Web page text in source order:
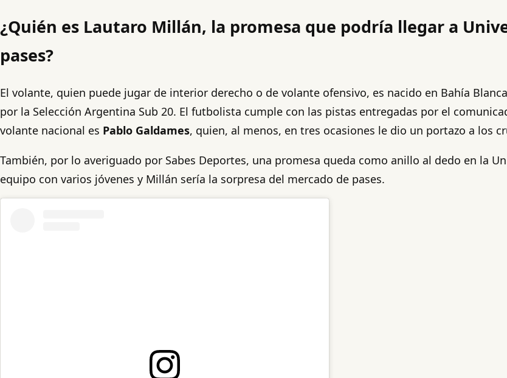
¿Quién es Lautaro Millán, la promesa que podría llegar a
pases?
El volante, quien puede jugar de interior derecho o de volante ofensivo, es nacido en Bahía
por la Selección Argentina Sub 20. El futbolista cumple con las pistas entregadas por el
volante nacional es Pablo Galdames, quien, al menos, en tres ocasiones le dio un portazo a los
También, por lo averiguado por Sabes Deportes, una promesa queda como anillo al dedo en la
equipo con varios jóvenes y Millán sería la sorpresa del mercado de pases.